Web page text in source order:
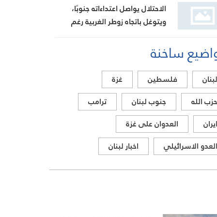
الاحتلال يواصل اعتداءاته جنوبًا،
ويتوغل باتجاه زوطر الغربية رغم
ساخنة
لبنان فلسطين
غزة
حزب الله
جنوب لبنان
ترامب
ايران
العدوان على غزة
العدو الاسرائيلي
اخبار لبنان